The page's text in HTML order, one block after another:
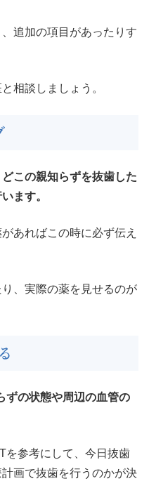
追加の項目があったりす
相談しましょう。
この親知らずを抜歯した
ます。
あればこの時に必ず伝え
、実際の薬を見せるのが
ずの状態や周辺の血管の
を参考にして、今日抜歯
画で抜歯を行うのかが決